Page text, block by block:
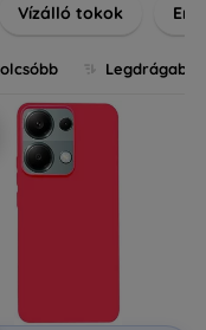
tokkal!
Vízálló tokok
Legdrágabb